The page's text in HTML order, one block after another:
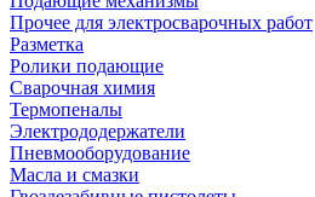
Прочее для электросварочных работ
Разметка
Ролики подающие
Сварочная химия
Термопеналы
Электрододержатели
Пневмооборудование
Масла и смазки